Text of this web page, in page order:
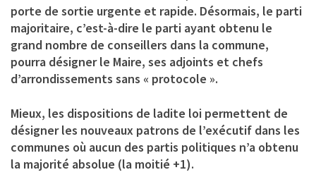
porte de sortie urgente et rapide. Désormais, le parti
majoritaire, c’est-à-dire le parti ayant obtenu le
grand nombre de conseillers dans la commune,
pourra désigner le Maire, ses adjoints et chefs
d’arrondissements sans « protocole ».
Mieux, les dispositions de ladite loi permettent de
désigner les nouveaux patrons de l’exécutif dans les
communes où aucun des partis politiques n’a obtenu
la majorité absolue (la moitié +1).